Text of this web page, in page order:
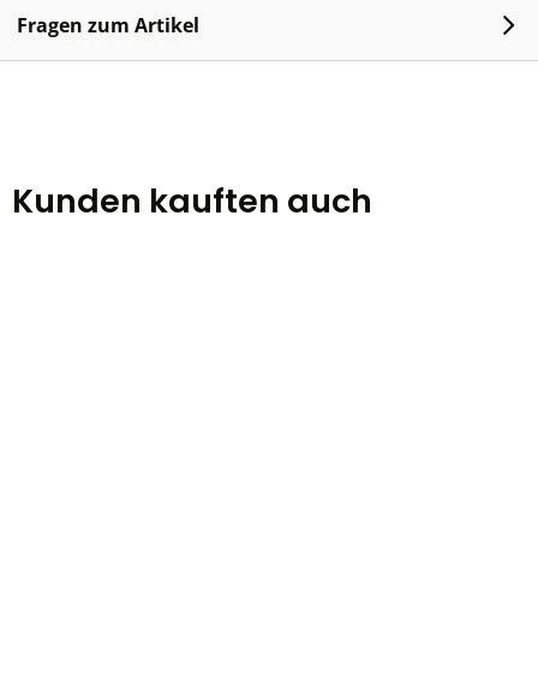
Fragen zum Artikel
Kunden kauften auch